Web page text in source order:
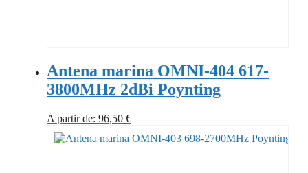
Antena marina OMNI-404 617-
3800MHz 2dBi Poynting
A partir de: 96,50 €